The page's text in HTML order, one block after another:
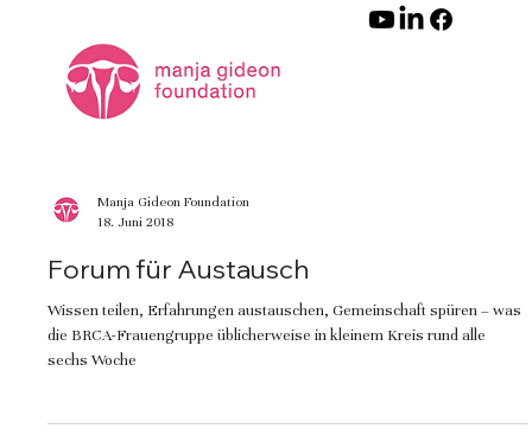
Manja Gideon Foundation
18. Juni 2018
Forum für Austausch
Wissen teilen, Erfahrungen austauschen, Gemeinschaft spüren – was
die BRCA-Frauengruppe üblicherweise in kleinem Kreis rund alle
sechs Woche